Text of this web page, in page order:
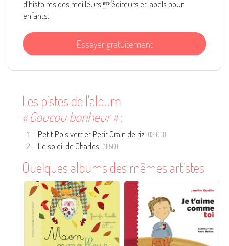
d’histoires des meilleurs éditeurs et labels pour
enfants.
Essayer gratuitement
Les pistes de l'album
« Coucou bonheur »:
Petit Pois vert et Petit Grain de riz (12:00)
Le soleil de Charles (11:50)
Quelques albums des mêmes artistes